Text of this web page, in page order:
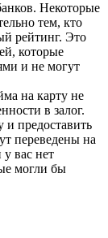
Некоторые
тем, кто
рейтинг. Это
которые
и не могут
на карту не
в залог.
и предоставить
переведены на
вас нет
могли бы